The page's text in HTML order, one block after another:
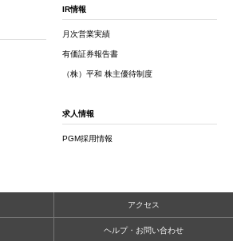
IR情報
月次営業実績
有価証券報告書
（株）平和 株主優待制度
求人情報
PGM採用情報
アクセス
ヘルプ・お問い合わせ